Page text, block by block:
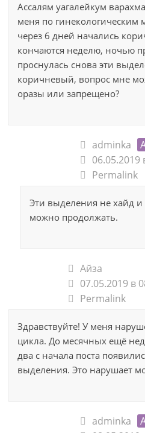
Ассалям уагалейкум
меня по гинекологическим
через 6 дней начались
кончаются неделю, ночью
проснулась снова эти
коричневый, вопрос мне
оразы или запрещено?
adminka
06.05.2019
Permalink
Эти выделения не хайд и
можно продолжать.
Айза
07.05.2019 в
Permalink
Здравствуйте! У меня
цикла. До месячных ещё
два с начала поста
выделения. Это нарушает
adminka